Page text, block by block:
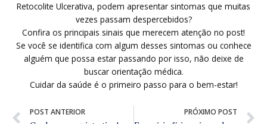
Retocolite Ulcerativa, podem apresentar sintomas que muitas
vezes passam despercebidos?
Confira os principais sinais que merecem atenção no post!
Se você se identifica com algum desses sintomas ou conhece
alguém que possa estar passando por isso, não deixe de
buscar orientação médica.
Cuidar da saúde é o primeiro passo para o bem-estar!
Prev
POST ANTERIOR PRÓXIMO POST